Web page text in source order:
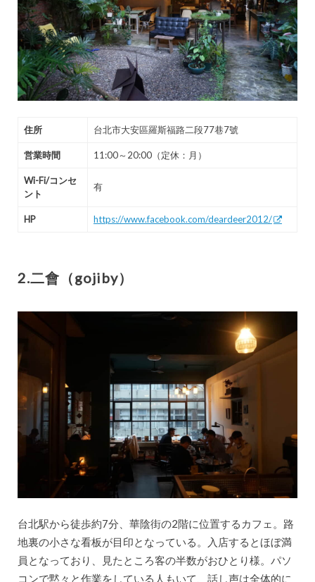
住所 台北市大安區羅斯福路二段77巷7號
営業時間 11:00～20:00（定休：月）
Wi-Fi/コンセ
ント
有
HP https://www.facebook.com/deardeer2012/
2.二會（gojiby）
台北駅から徒歩約7分、華陰街の2階に位置するカフェ。路
地裏の小さな看板が目印となっている。入店するとほぼ満
員となっており、見たところ客の半数がおひとり様。パソ
コンで黙々と作業をしている人もいて、話し声は全体的に